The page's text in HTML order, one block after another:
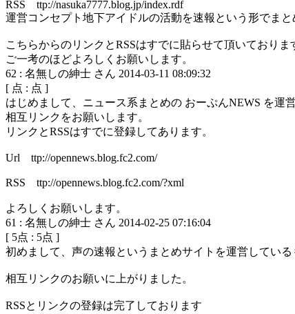
RSS ttp://nasuka7777.blog.jp/index.rdf
運営コンセプト地下アイドルの活動を速報という形でま
こちらからのリンクとRSSはすでに貼らせて頂いておりま
ご一考のほどよろしくお願いします。
62 : 名無しの紳士 さん 2014-03-11 08:09:32
[ 点 : 点 ]
はじめまして、ニュース系まとめの おーぷんNEWS を運
相互リンクをお願いします。
リンクとRSSはすでに登録してあります。
Url ttp://opennews.blog.fc2.com/
RSS ttp://opennews.blog.fc2.com/?xml
よろしくお願いします。
61 : 名無しの紳士 さん 2014-02-25 07:16:04
[ 5点 : 5点 ]
初めまして、声の速報というまとめサイトを運営している
相互リンクのお願いに上がりました。
RSSとリンクの登録は完了しております